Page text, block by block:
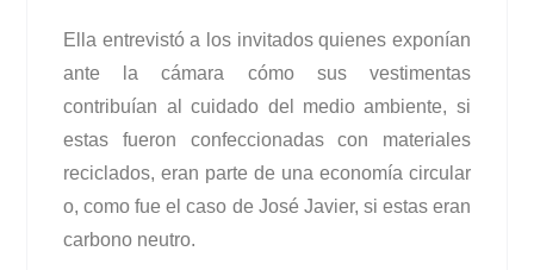
Ella entrevistó a los invitados quienes exponían
ante la cámara cómo sus vestimentas
contribuían al cuidado del medio ambiente, si
estas fueron confeccionadas con materiales
reciclados, eran parte de una economía circular
o,como fue el caso de José Javier, si estas eran
carbono neutro.